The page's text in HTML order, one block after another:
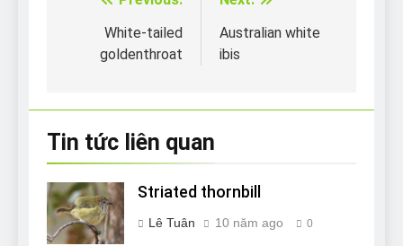
hướngWhite-tailed
goldenthroat
Australian white
ibis
Tin tức liên quan
Striated thornbill
Lê Tuân 10 năm ago 0